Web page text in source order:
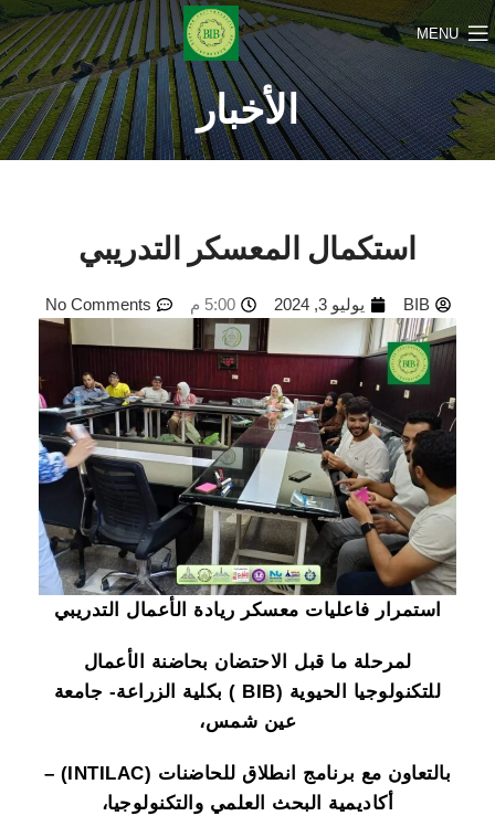
MENU
الأخبار
استكمال المعسكر التدريبي
BIB يوليو 3, 2024 5:00 م No Comments
استمرار فاعليات معسكر ريادة الأعمال التدريبي
لمرحلة ما قبل الاحتضان بحاضنة الأعمال
للتكنولوجيا الحيوية (BIB ) بكلية الزراعة- جامعة
عين شمس،
بالتعاون مع برنامج انطلاق للحاضنات (INTILAC) –
أكاديمية البحث العلمي والتكنولوجيا،